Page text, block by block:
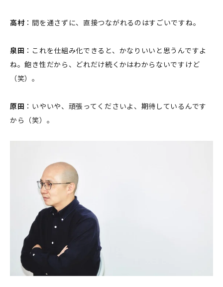
高村：間を通さずに、直接つながれるのはすごいですね。
泉田 ：これを仕組み化できると、かなりいいと思うんですよ
ね。飽き性だから、どれだけ続くかはわからないですけど
（笑）。
原田 ：いやいや、頑張ってくださいよ、期待しているんです
から（笑）。